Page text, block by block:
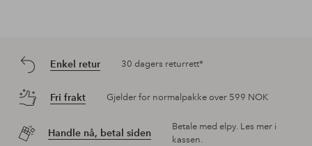
Enkel retur 30 dagers returrett*
Fri frakt Gjelder for normalpakke over 599 NOK
Handle nå, betal siden
Betale med elpy. Les mer i
kassen.